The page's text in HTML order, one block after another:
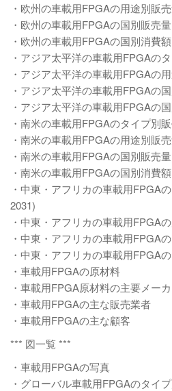
・欧州の車載用FPGAの用途別販
・欧州の車載用FPGAの国別販売
・欧州の車載用FPGAの国別消費
・アジア太平洋の車載用FPGAの
・アジア太平洋の車載用FPGAの
・アジア太平洋の車載用FPGAの
・アジア太平洋の車載用FPGAの
・南米の車載用FPGAのタイプ別
・南米の車載用FPGAの用途別販
・南米の車載用FPGAの国別販売
・南米の車載用FPGAの国別消費
・中東・アフリカの車載用FPGA
2031)
・中東・アフリカの車載用FPGA
・中東・アフリカの車載用FPGA
・中東・アフリカの車載用FPGA
・車載用FPGAの原材料
・車載用FPGA原材料の主要メー
・車載用FPGAの主な販売業者
・車載用FPGAの主な顧客
*** 図一覧 ***
・車載用FPGAの写真
・グローバル車載用FPGAのタイ